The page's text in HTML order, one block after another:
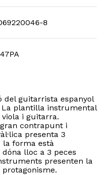
8
del guitarrista espanyol
La plantilla instrumental
i guitarra.
contrapunt i
presenta 3
la forma està
lloc a 3 peces
presenten la